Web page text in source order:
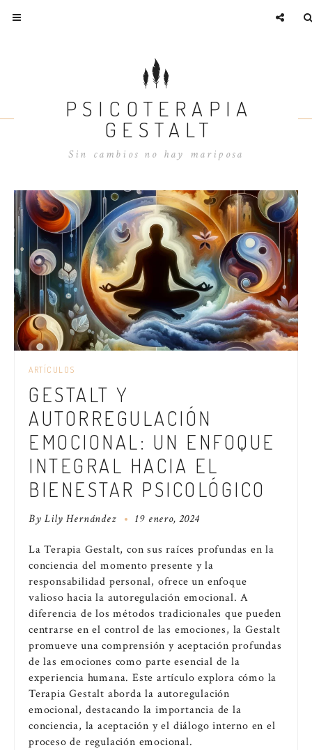
PSICOTERAPIA
GESTALT
Sin cambios no hay mariposa
ARTÍCULOS
GESTALT Y
AUTORREGULACIÓN
EMOCIONAL: UN ENFOQUE
INTEGRAL HACIA EL
BIENESTAR PSICOLÓGICO
ByLily Hernández 19 enero, 2024
La Terapia Gestalt, con sus raíces profundas en la
conciencia del momento presente y la
responsabilidad personal, ofrece un enfoque
valioso hacia la autoregulación emocional. A
diferencia de los métodos tradicionales que pueden
centrarse en el control de las emociones, la Gestalt
promueve una comprensión y aceptación profundas
de las emociones como parte esencial de la
experiencia humana. Este artículo explora cómo la
Terapia Gestalt aborda la autoregulación
emocional, destacando la importancia de la
conciencia, la aceptación y el diálogo interno en el
proceso de regulación emocional.